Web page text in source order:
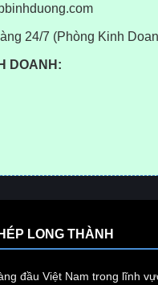
24/7 (Phòng Kinh
DOANH:
LONG THÀNH
đầu Việt Nam trong lĩnh